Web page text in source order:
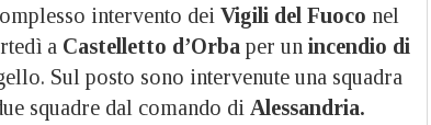
intervento dei Vigili del Fuoco nel
a Castelletto d’Orba per un incendio di
Sul posto sono intervenute una squadra
squadre dal comando di Alessandria.